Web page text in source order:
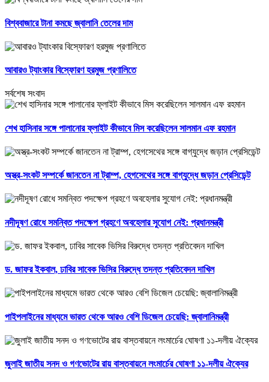
বিশ্ববাজারে টানা কমছে জ্বালানি তেলের দাম
আবারও ট্যাংকার বিস্ফোরণ হরমুজ প্রণালিতে
সর্বশেষ সংবাদ
শেখ হাসিনার সঙ্গে পালানোর ফ্লাইট কীভাবে মিস করেছিলেন সালমান এফ রহমান
অস্ত্র-সংকট সম্পর্কে জানতেন না ট্রাম্প, হেগসেথের সঙ্গে বাগ্‌যুদ্ধে জড়ান প্রেসিডেন্ট
নদীদূষণ রোধে সমন্বিত পদক্ষেপ গ্রহণে অবহেলার সুযোগ নেই: প্রধানমন্ত্রী
ড. জাফর ইকবাল, ঢাবির সাবেক ভিসির বিরুদ্ধে তদন্ত প্রতিবেদন দাখিল
পাইপলাইনের মাধ্যমে ভারত থেকে আরও বেশি ডিজেল চেয়েছি: জ্বালানিমন্ত্রী
জুলাই জাতীয় সনদ ও গণভোটের রায় বাস্তবায়নে লংমার্চের ঘোষণা ১১-দলীয় ঐক্যের